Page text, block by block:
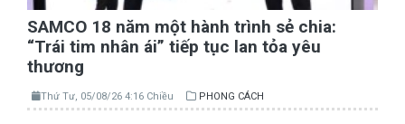
SAMCO 18 năm một hành trình sẻ chia:
“Trái tim nhân ái” tiếp tục lan tỏa yêu
thương
Thứ Tư, 05/08/26 4:16 Chiều PHONG CÁCH